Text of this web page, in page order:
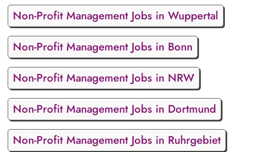
Non-Profit Management Jobs in Wuppertal
Non-Profit Management Jobs in Bonn
Non-Profit Management Jobs in NRW
Non-Profit Management Jobs in Dortmund
Non-Profit Management Jobs in Ruhrgebiet